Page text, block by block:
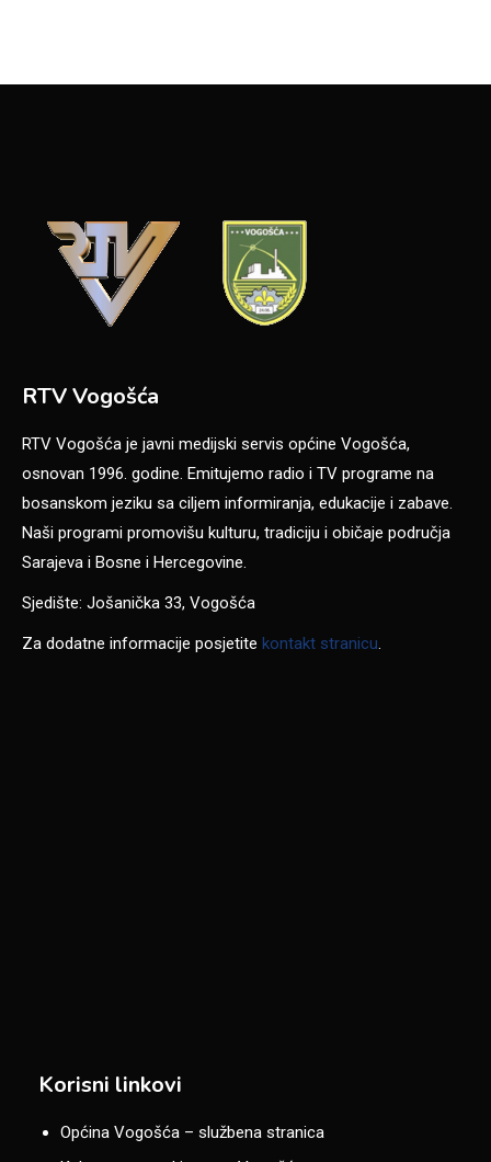
RTV Vogošća
RTV Vogošća je javni medijski servis općine Vogošća,
osnovan 1996. godine. Emitujemo radio i TV programe na
bosanskom jeziku sa ciljem informiranja, edukacije i zabave.
Naši programi promovišu kulturu, tradiciju i običaje područja
Sarajeva i Bosne i Hercegovine.
Sjedište: Jošanička 33, Vogošća
Za dodatne informacije posjetite kontakt stranicu.
Korisni linkovi
Općina Vogošća – službena stranica